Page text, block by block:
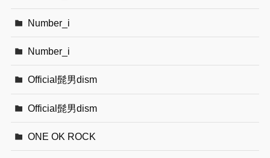
Number_i
Number_i
Official髭男dism
Official髭男dism
ONE OK ROCK